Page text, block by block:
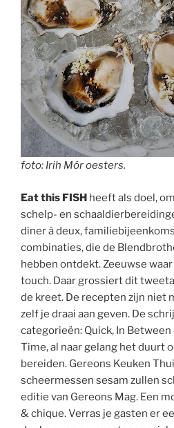
foto: Irih Mór oesters.
Eat this FISH heeft als doel,
schelp- en
diner à deux,
combinaties, die de
hebben ontdekt. Zeeuwse
touch. Daar grossiert dit
de kreet. De recepten zijn niet
zelf je draai aan geven. De
categorieën: Quick, In
Time, al naar gelang het duurt
bereiden. Gereons Keuken
scheermessen sesam zullen
editie van Gereons Mag. Een
& chique. Verras je gasten er